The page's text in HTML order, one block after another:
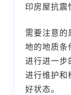
印房屋抗震
需要注意的
地的地质条
进行进一步
进行维护和
好状态。